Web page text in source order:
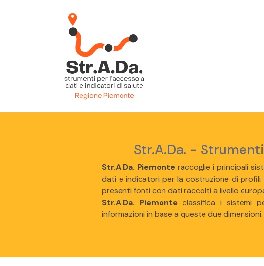
Str.A.Da. -
Str.A.Da. Piemonte raccoglie i principali
dati e indicatori per la costruzione di profili
presenti fonti con dati raccolti a livello
Str.A.Da. Piemonte classifica i sistemi
informazioni in base a queste due dimensioni.